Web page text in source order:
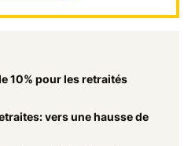
10% pour les retraités
vers une hausse de